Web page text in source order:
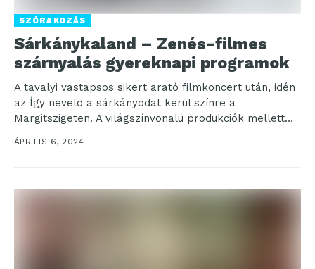
SZÓRAKOZÁS
Sárkánykaland – Zenés-filmes
szárnyalás gyereknapi programok
A tavalyi vastapsos sikert arató filmkoncert után, idén
az Így neveld a sárkányodat kerül színre a
Margitszigeten. A világszínvonalú produkciók mellett
idén sem...
ÁPRILIS 6, 2024